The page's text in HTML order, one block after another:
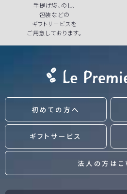
手提げ袋、のし、
包装などの
ギフトサービスを
ご用意しております。
初めての方へ
ギフトサービス
法人の方はこ